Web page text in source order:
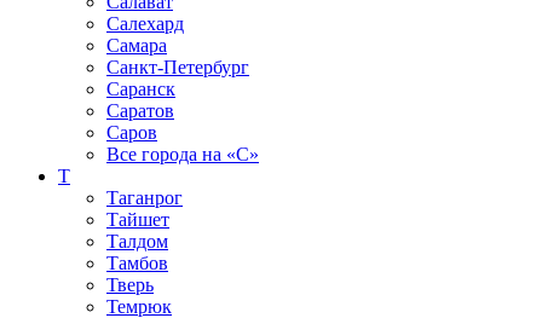
Салехард
Самара
Санкт-Петербург
Саранск
Саратов
Саров
Все города на «С»
Т
Таганрог
Тайшет
Талдом
Тамбов
Тверь
Темрюк